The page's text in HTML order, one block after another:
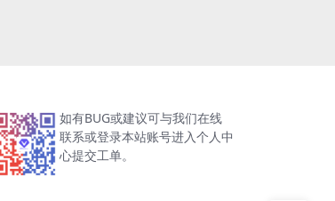
如有BUG或建议可与我们在线
联系或登录本站账号进入个人中
心提交工单。